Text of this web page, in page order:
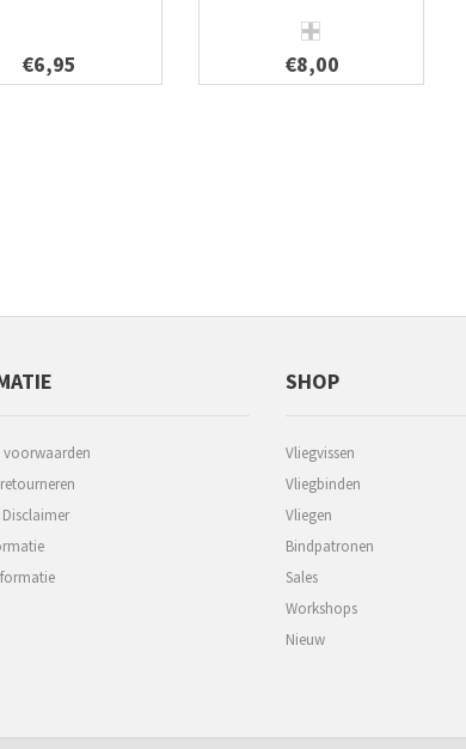
€6,95 €8,00
voorwaarden
SHOP
Vliegvissen
Vliegbinden
Vliegen
Bindpatronen
Sales
Workshops
Nieuw